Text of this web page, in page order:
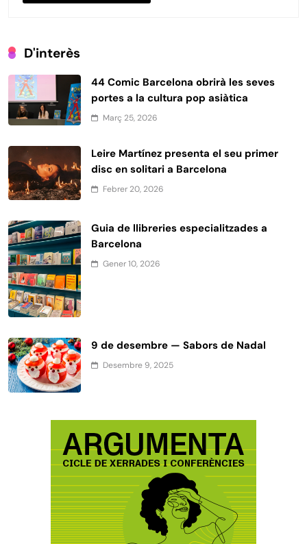
D'interès
44 Comic Barcelona obrirà les seves
portes a la cultura pop asiàtica
Març 25, 2026
Leire Martínez presenta el seu primer
disc en solitari a Barcelona
Febrer 20, 2026
Guia de llibreries especialitzades a
Barcelona
Gener 10, 2026
9 de desembre — Sabors de Nadal
Desembre 9, 2025